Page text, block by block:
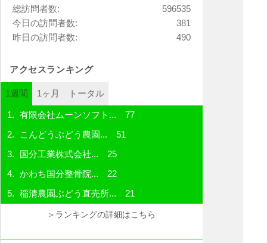
596535
総訪問者数:
381
今日の訪問者数:
490
昨日の訪問者数:
アクセスランキング
1週間 1ヶ月 トータル
有限会社ムーンソフト... 77
こんどうぶどう農園... 51
国分工業株式会社... 25
かわち国分整骨院... 22
稲清農園ぶどう直売所... 21
＞ランキングの詳細はこちら